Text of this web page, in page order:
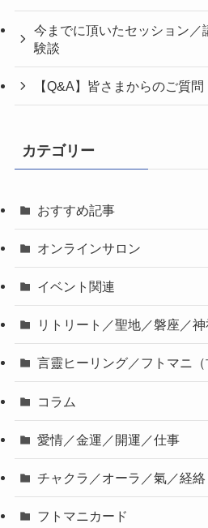
今までに頂いたセッション／
験談
【Q&A】皆さまからのご質問
カテゴリー
おすすめ記事
オンラインサロン
イベント関連
リトリート／聖地／磐座／神
言靈ヒーリング／フトマニ（
コラム
愛情／金運／開運／仕事
チャクラ／オーラ／氣／経絡
フトマニカード